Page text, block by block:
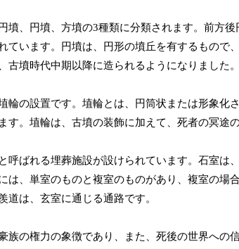
墳、円墳、方墳の3種類に分類されます。前方
ています。円墳は、円形の墳丘を有するもの
古墳時代中期以降に造られるようになりました。
輪の設置です。埴輪とは、円筒状または形象
す。埴輪は、古墳の装飾に加えて、死者の冥途
呼ばれる埋葬施設が設けられています。石室は
は、単室のものと複室のものがあり、複室の
道は、玄室に通じる通路です。
族の権力の象徴であり、また、死後の世界へ